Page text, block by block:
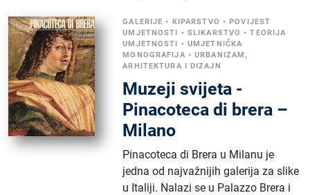
GALERIJE • KIPARSTVO •POVIJEST
UMJETNOSTI • SLIKARSTVO •TEORIJA
UMJETNOSTI • UMJETNIČKA
MONOGRAFIJA •URBANIZAM,
ARHITEKTURA I DIZAJN
Muzeji svijeta -
Pinacoteca di brera –
Milano
Pinacoteca di Brera u Milanu je
jedna od najvažnijih galerija za slike
u Italiji. Nalazi se u Palazzo Brera i